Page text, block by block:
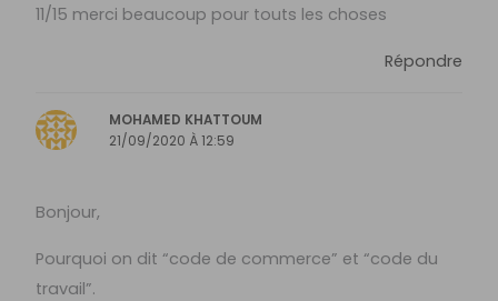
11/15 merci beaucoup pour touts les choses
Répondre
MOHAMED KHATTOUM
21/09/2020 À 12:59
Bonjour,
Pourquoi on dit “code de commerce” et “code du
travail”.